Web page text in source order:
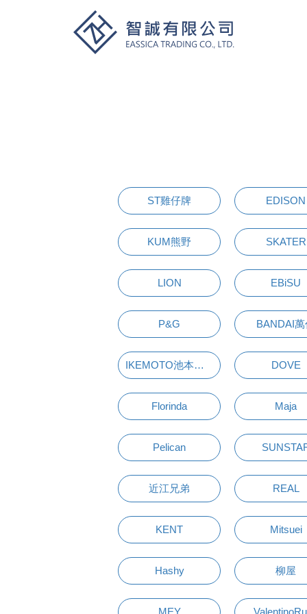
ST雞仔牌 EDISON
KUM熊野 SKATER
LION EBiSU
P&G BANDAI萬
IKEMOTO池本刷子 DOVE
Florinda Maja
Pelican
近江兄弟 REAL
KENT Mitsuei
Hashy 柳屋
MEY